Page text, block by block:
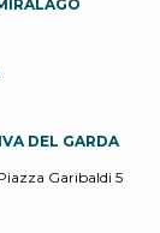
DEL GARDA
Garibaldi 5